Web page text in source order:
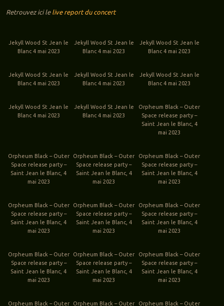
Retrouvez ici le live report du concert
Jekyll Wood St Jean le
Blanc 4 mai 2023
Jekyll Wood St Jean le
Blanc 4 mai 2023
Jekyll Wood St Jean le
Blanc 4 mai 2023
Jekyll Wood St Jean le
Blanc 4 mai 2023
Jekyll Wood St Jean le
Blanc 4 mai 2023
Jekyll Wood St Jean le
Blanc 4 mai 2023
Jekyll Wood St Jean le
Blanc 4 mai 2023
Jekyll Wood St Jean le
Blanc 4 mai 2023
Orpheum Black – Outer
Space release party –
Saint Jean le Blanc, 4
mai 2023
Orpheum Black – Outer
Space release party –
Saint Jean le Blanc, 4
mai 2023
Orpheum Black – Outer
Space release party –
Saint Jean le Blanc, 4
mai 2023
Orpheum Black – Outer
Space release party –
Saint Jean le Blanc, 4
mai 2023
Orpheum Black – Outer
Space release party –
Saint Jean le Blanc, 4
mai 2023
Orpheum Black – Outer
Space release party –
Saint Jean le Blanc, 4
mai 2023
Orpheum Black – Outer
Space release party –
Saint Jean le Blanc, 4
mai 2023
Orpheum Black – Outer
Space release party –
Saint Jean le Blanc, 4
mai 2023
Orpheum Black – Outer
Space release party –
Saint Jean le Blanc, 4
mai 2023
Orpheum Black – Outer
Space release party –
Saint Jean le Blanc, 4
mai 2023
Orpheum Black – Outer
Orpheum Black – Outer
Orpheum Black – Outer